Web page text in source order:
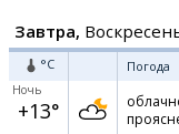
Завтра,
°C Погода
Ночь
+13°